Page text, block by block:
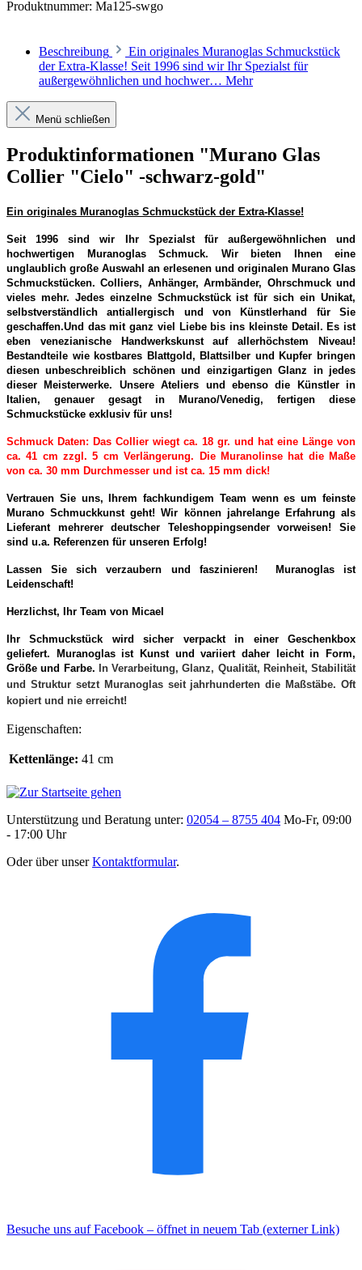
Produktnummer: Ma125-swgo
Beschreibung
Ein originales Muranoglas Schmuckstück
der Extra-Klasse! Seit 1996 sind wir Ihr Spezialst für
außergewöhnlichen und hochwer… Mehr
Menü schließen
Produktinformationen "Murano Glas
Collier "Cielo" -schwarz-gold"
Ein originales Muranoglas Schmuckstück der Extra-Klasse!
Seit 1996 sind wir Ihr Spezialst für außergewöhnlichen und
hochwertigen Muranoglas Schmuck. Wir bieten Ihnen eine
unglaublich große Auswahl an erlesenen und originalen Murano Glas
Schmuckstücken. Colliers, Anhänger, Armbänder, Ohrschmuck und
vieles mehr. Jedes einzelne Schmuckstück ist für sich ein Unikat,
selbstverständlich antiallergisch und von Künstlerhand für Sie
geschaffen.Und das mit ganz viel Liebe bis ins kleinste Detail. Es ist
eben venezianische Handwerkskunst auf allerhöchstem Niveau!
Bestandteile wie kostbares Blattgold, Blattsilber und Kupfer bringen
diesen unbeschreiblich schönen und einzigartigen Glanz in jedes
dieser Meisterwerke. Unsere Ateliers und ebenso die Künstler in
Italien, genauer gesagt in Murano/Venedig, fertigen diese
Schmuckstücke exklusiv für uns!
Schmuck Daten: Das Collier wiegt ca. 18 gr. und hat eine Länge von
ca. 41 cm zzgl. 5 cm Verlängerung. Die Muranolinse hat die Maße
von ca. 30 mm Durchmesser und ist ca. 15 mm dick!
Vertrauen Sie uns, Ihrem fachkundigem Team wenn es um feinste
Murano Schmuckkunst geht! Wir können jahrelange Erfahrung als
Lieferant mehrerer deutscher Teleshoppingsender vorweisen! Sie
sind u.a. Referenzen für unseren Erfolg!
Lassen Sie sich verzaubern und faszinieren! Muranoglas ist
Leidenschaft!
Herzlichst, Ihr Team von Micael
Ihr Schmuckstück wird sicher verpackt in einer Geschenkbox
geliefert. Muranoglas ist Kunst und variiert daher leicht in Form,
Größe und Farbe. In Verarbeitung, Glanz, Qualität, Reinheit, Stabilität
und Struktur setzt Muranoglas seit jahrhunderten die Maßstäbe. Oft
kopiert und nie erreicht!
Eigenschaften:
Kettenlänge: 41 cm
Unterstützung und Beratung unter: 02054 – 8755 404 Mo-Fr, 09:00
- 17:00 Uhr
Oder über unserKontaktformular.
Besuche uns auf Facebook – öffnet in neuem Tab (externer Link)